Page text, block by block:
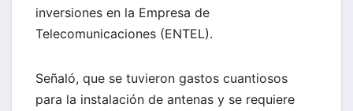
inversiones en la Empresa de
Telecomunicaciones (ENTEL).
Señaló, que se tuvieron gastos cuantiosos
para la instalación de antenas y se requiere